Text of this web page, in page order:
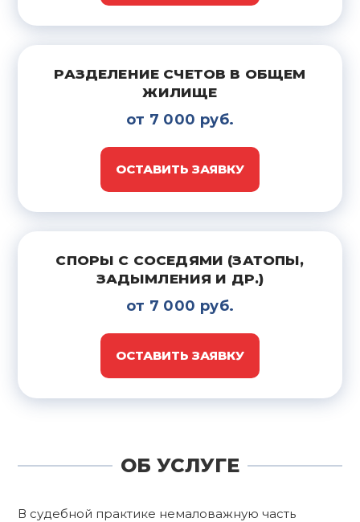
РАЗДЕЛЕНИЕ СЧЕТОВ В ОБЩЕМ
ЖИЛИЩЕ
от 7 000 руб.
ОСТАВИТЬ ЗАЯВКУ
СПОРЫ С СОСЕДЯМИ (ЗАТОПЫ,
ЗАДЫМЛЕНИЯ И ДР.)
от 7 000 руб.
ОСТАВИТЬ ЗАЯВКУ
ОБ УСЛУГЕ
В судебной практике немаловажную часть